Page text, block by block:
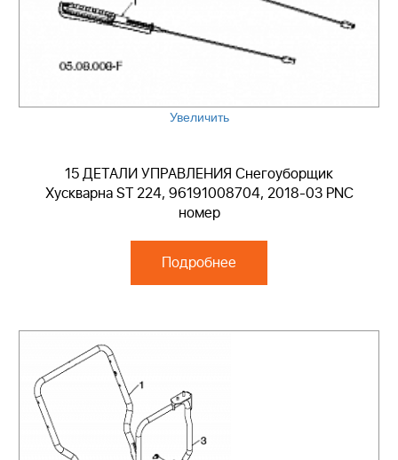
Увеличить
15 ДЕТАЛИ УПРАВЛЕНИЯ Снегоуборщик
Хускварна ST 224, 96191008704, 2018-03 PNC
номер
Подробнее